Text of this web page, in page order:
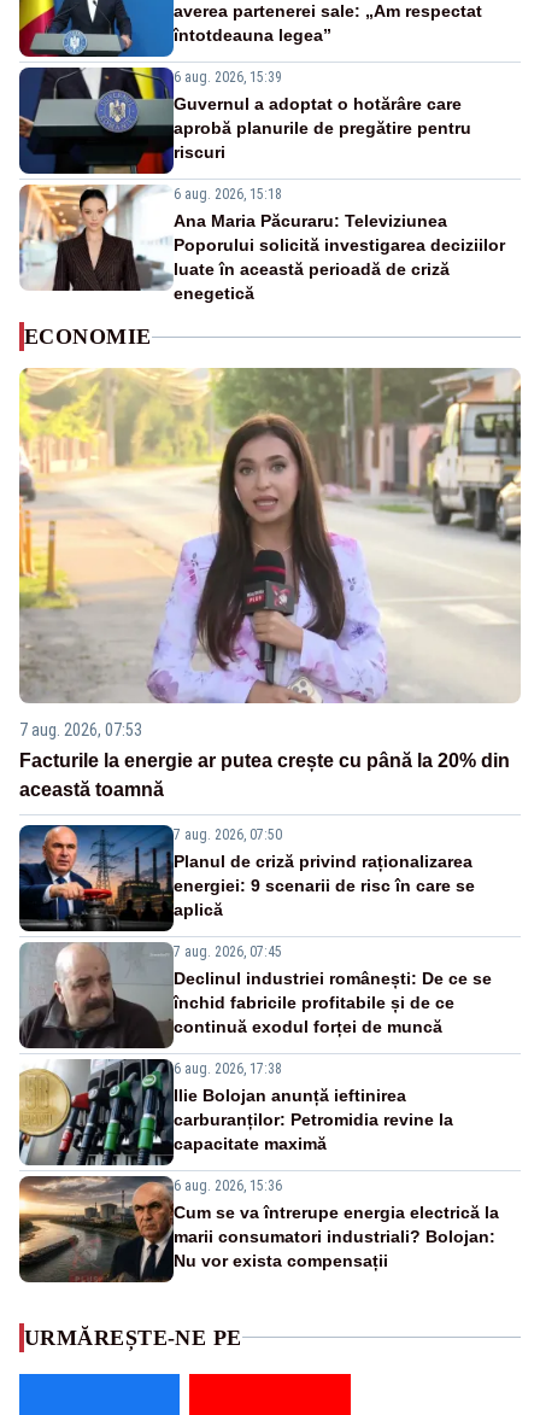
averea partenerei sale: „Am respectat
întotdeauna legea”
6 aug. 2026, 15:39
Guvernul a adoptat o hotărâre care
aprobă planurile de pregătire pentru
riscuri
6 aug. 2026, 15:18
Ana Maria Păcuraru: Televiziunea
Poporului solicită investigarea deciziilor
luate în această perioadă de criză
enegetică
ECONOMIE
7 aug. 2026, 07:53
Facturile la energie ar putea crește cu până la 20% din
această toamnă
7 aug. 2026, 07:50
Planul de criză privind raționalizarea
energiei: 9 scenarii de risc în care se
aplică
7 aug. 2026, 07:45
Declinul industriei românești: De ce se
închid fabricile profitabile și de ce
continuă exodul forței de muncă
6 aug. 2026, 17:38
Ilie Bolojan anunță ieftinirea
carburanților: Petromidia revine la
capacitate maximă
6 aug. 2026, 15:36
Cum se va întrerupe energia electrică la
marii consumatori industriali? Bolojan:
Nu vor exista compensații
URMĂREȘTE-NE PE